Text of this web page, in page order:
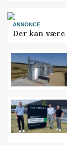
ANNONCE
Der kan